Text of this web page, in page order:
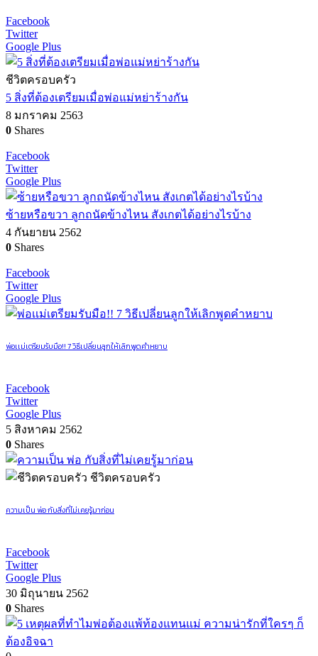
Facebook
Twitter
Google Plus
ชีวิตครอบครัว
5 สิ่งที่ต้องเตรียมเมื่อพ่อแม่หย่าร้างกัน
8 มกราคม 2563
0 Shares
Facebook
Twitter
Google Plus
ซ้ายหรือขวา ลูกถนัดข้างไหน สังเกตได้อย่างไรบ้าง
4 กันยายน 2562
0 Shares
Facebook
Twitter
Google Plus
พ่อเเม่เตรียมรับมือ!! 7 วิธีเปลี่ยนลูกให้เลิกพูดคำหยาบ
Facebook
Twitter
Google Plus
5 สิงหาคม 2562
0 Shares
ชีวิตครอบครัว
ความเป็น พ่อ กับสิ่งที่ไม่เคยรู้มาก่อน
Facebook
Twitter
Google Plus
30 มิถุนายน 2562
0 Shares